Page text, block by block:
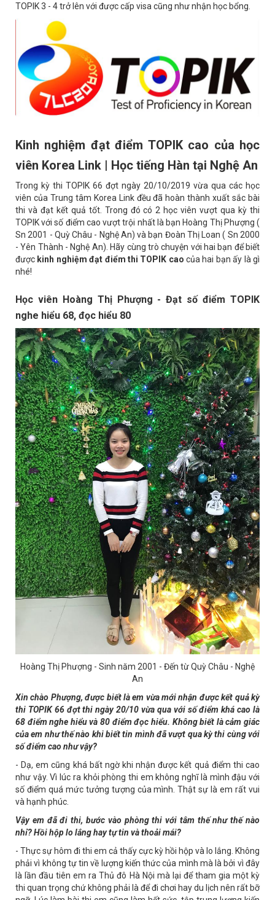
TOPIK 3 - 4 trở lên với được cấp visa cũng như nhận học bổng.
Kinh nghiệm đạt điểm TOPIK cao của học
viên Korea Link | Học tiếng Hàn tại Nghệ An
Trong kỳ thi TOPIK 66 đợt ngày 20/10/2019 vừa qua các học
viên của Trung tâm Korea Link đều đã hoàn thành xuất sắc bài
thi và đạt kết quả tốt. Trong đó có 2 học viên vượt qua kỳ thi
TOPIK với số điểm cao vượt trội nhất là bạn Hoàng Thị Phượng (
Sn 2001 - Quỳ Châu - Nghệ An) và bạn Đoàn Thị Loan ( Sn 2000
- Yên Thành - Nghệ An). Hãy cùng trò chuyện với hai bạn để biết
được kinh nghiệm đạt điểm thi TOPIK caocủa hai bạn ấy là gì
nhé!
Học viên Hoàng Thị Phượng - Đạt số điểm TOPIK
nghe hiểu 68, đọc hiểu 80
Hoàng Thị Phượng - Sinh năm 2001 - Đến từ Quỳ Châu - Nghệ
An
Xin chào Phượng, được biết là em vừa mới nhận được kết quả kỳ
thi TOPIK 66 đợt thi ngày 20/10 vừa qua với số điểm khá cao là
68 điểm nghe hiểu và 80 điểm đọc hiểu. Không biết là cảm giác
của em như thế nào khi biết tin mình đã vượt qua kỳ thi cùng với
số điểm cao như vậy?
- Dạ, em cũng khá bất ngờ khi nhận được kết quả điểm thi cao
như vậy. Vì lúc ra khỏi phòng thi em không nghĩ là mình đậu với
số điểm quá mức tưởng tượng của mình. Thật sự là em rất vui
và hạnh phúc.
Vậy em đã đi thi, bước vào phòng thi với tâm thế như thế nào
nhỉ? Hồi hộp lo lắng hay tự tin và thoải mái?
- Thực sự hôm đi thi em cả thấy cực kỳ hồi hộp và lo lắng. Không
phải vì không tự tin về lượng kiến thức của mình mà là bởi vì đây
là lần đầu tiên em ra Thủ đô Hà Nội mà lại để tham gia một kỳ
thi quan trọng chứ không phải là để đi chơi hay du lịch nên rất bỡ